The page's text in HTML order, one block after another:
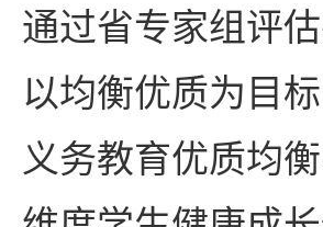
通过省专家组评
以均衡优质为目
义务教育优质均